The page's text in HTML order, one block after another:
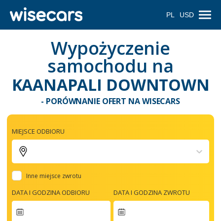
PL USD
Wypożyczenie
samochodu na
KAANAPALI DOWNTOWN
- PORÓWNANIE OFERT NA WISECARS
MIEJSCE ODBIORU
Inne miejsce zwrotu
DATA I GODZINA ODBIORU DATA I GODZINA ZWROTU